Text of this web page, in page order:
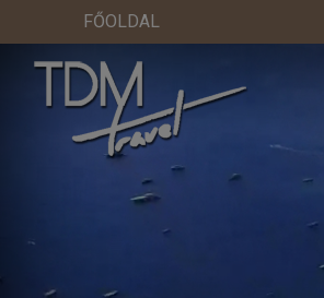
FŐOLDAL